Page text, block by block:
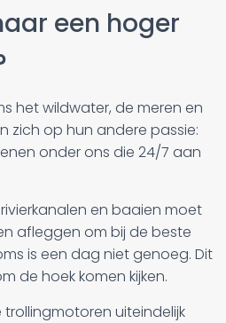
een hoger
het wildwater, de meren en
zich op hun andere passie:
onder ons die 24/7 aan
en baaien moet
afleggen om bij de beste
is een dag niet genoeg. Dit
de hoek komen kijken.
uiteindelijk